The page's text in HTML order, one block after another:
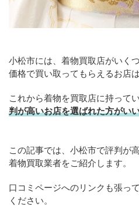
小松市には、着物買取店がいく
価格で買い取ってもらえるお店
これから着物を買取店に持って
判が高いお店を選ばれた方がい
この記事では、小松市で評判が
着物買取業者をご紹介します。
口コミページへのリンクも張っ
ください。